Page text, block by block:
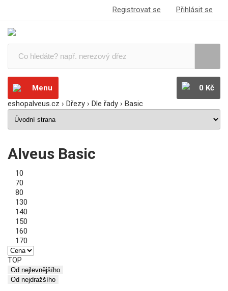
Registrovat se Přihlásit se
Menu
0 Kč
eshopalveus.cz › Dřezy › Dle řady › Basic
Alveus Basic
10
70
80
130
140
150
160
170
TOP
Od nejlevnějšího
Od nejdražšího